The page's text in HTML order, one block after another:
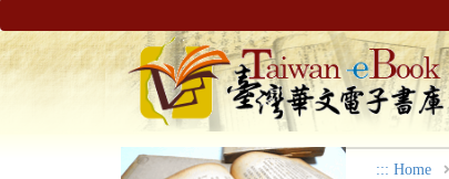
::: Home